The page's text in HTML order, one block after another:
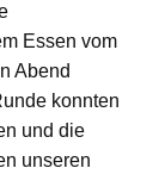
Essen vom
Abend
konnten
und die
unseren